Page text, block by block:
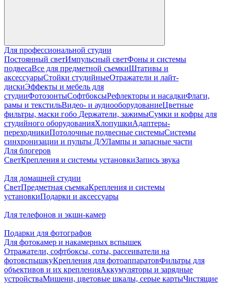
Для профессиональной студии
Постоянный светИмпульсный светФоны и системы
подвесаВсе для предметной съемкиШтативы и
аксессуарыСтойки студийныеОтражатели и лайт-
дискиЭффекты и мебель для
студииФотозонтыСофтбоксыРефлекторы и насадкиФлаги,
рамы и текстильВидео- и аудиооборудованиеЦветные
фильтры, маски гобо Держатели, зажимыСумки и кофры для
студийного оборудованияХлопушкиАдаптеры-
переходникиПотолочные подвесные системыСистемы
синхронизации и пульты Д/УЛампы и запасные части
Для блогеров
СветКрепления и системы установкиЗапись звука
Для домашней студии
СветПредметная съемкаКрепления и системы
установкиПодарки и аксессуары
Для телефонов и экшн-камер
Подарки для фотографов
Для фотокамер и накамерных вспышек
Отражатели, софтбоксы, соты, рассеиватели на
фотовспышкуКрепления для фотоаппаратовФильтры для
объективов и их крепленияАккумуляторы и зарядные
устройстваМишени, цветовые шкалы, серые картыЧистящие